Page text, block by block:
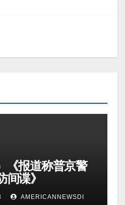
《报道称普京警
间谍》
AMERICANNEWSDI